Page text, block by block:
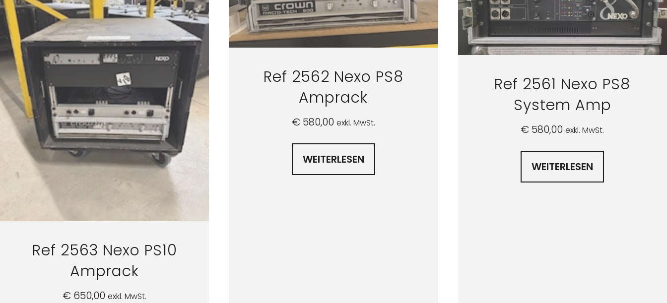
Ref 2563 Nexo PS10
Amprack
€ 650,00 exkl. MwSt.
Ref 2562 Nexo PS8
Amprack
€580,00 exkl. MwSt.
WEITERLESEN
Ref 2561 Nexo PS8
System Amp
€ 580,00 exkl. MwSt.
WEITERLESEN